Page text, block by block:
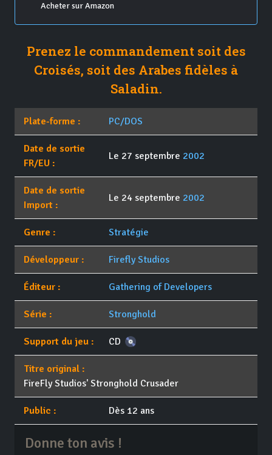
Acheter sur Amazon
Prenez le commandement soit des
Croisés, soit des Arabes fidèles à
Saladin.
Plate-forme : PC/DOS
Date de sortie
FR/EU :
Le 27 septembre 2002
Date de sortie
Import :
Le 24 septembre 2002
Genre : Stratégie
Développeur : Firefly Studios
Éditeur : Gathering of Developers
Série : Stronghold
Support du jeu : CD
Titre original :
FireFly Studios' Stronghold Crusader
Public : Dès 12 ans
Donne ton avis !